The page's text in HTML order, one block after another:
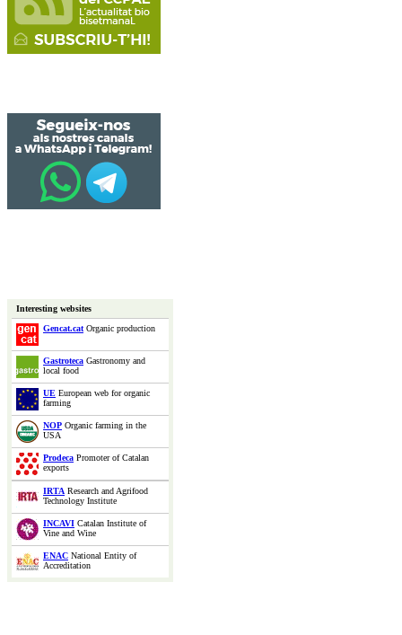
Interesting websites
Gencat.catOrganic production
Gastroteca Gastronomy and
local food
UE European web for organic
farming
NOP Organic farming in the
USA
Prodeca Promoter of Catalan
exports
IRTA Research and Agrifood
Technology Institute
INCAVI Catalan Institute of
Vine and Wine
ENAC National Entity of
Accreditation